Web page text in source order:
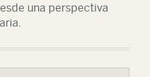
una perspectiva